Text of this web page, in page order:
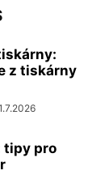
z tiskárny
tipy pro